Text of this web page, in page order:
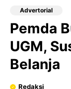
Advertorial
Pemda
UGM,
Belanja
Redaksi